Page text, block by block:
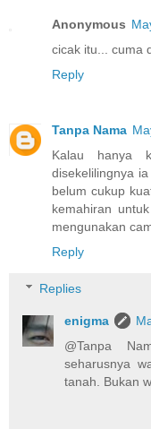
Anonymous
cicak itu... cuma
Reply
Tanpa Nama
Kalau hanya
disekelilingnya
belum cukup
kemahiran
mengunakan
Reply
Replies
enigma
@Tanpa
seharusnya
tanah. Bukan